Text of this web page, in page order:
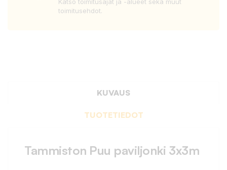
toimitusehdot.
KUVAUS
TUOTETIEDOT
Tammiston Puu paviljonki 3x3m